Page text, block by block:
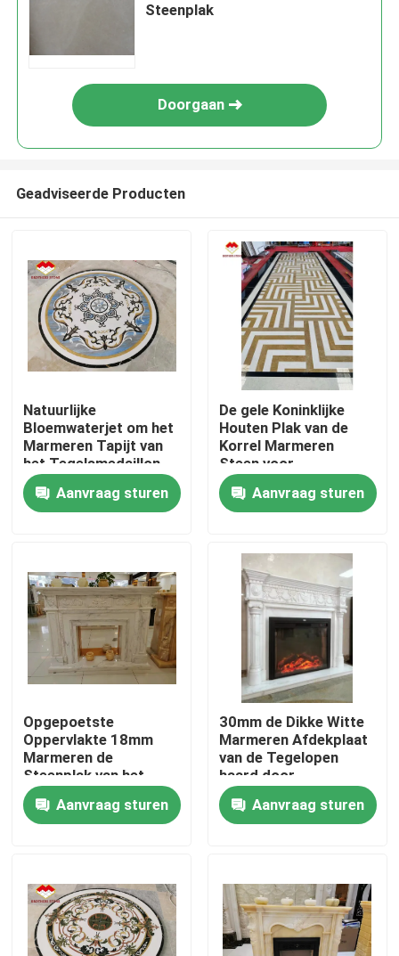
Thuis
Producten
Fabriekstocht
Kwaliteitscontrole
Neem contact met ons op
Nieuws
Vraag een offerte
De Plakken van de granietsteen
Steenplak
Doorgaan
Geadviseerde Producten
Natuurlijke
Bloemwaterjet om het
Marmeren Tapijt van
het Tegelsmedaillon
Aanvraag sturen
De gele Koninklijke
Houten Plak van de
Korrel Marmeren
Steen voor
Halwaterjet Medaillon
Aanvraag sturen
Opgepoetste
Oppervlakte 18mm
Marmeren de
Steenplak van het
Dikteonyx
Aanvraag sturen
30mm de Dikke Witte
Marmeren Afdekplaat
van de Tegelopen
haard door
Randinspiraties
Aanvraag sturen